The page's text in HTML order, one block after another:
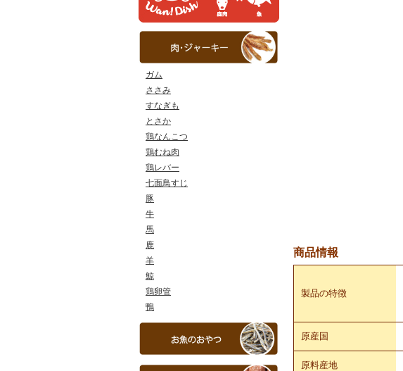
ガム
ささみ
すなぎも
とさか
鶏なんこつ
鶏むね肉
鶏レバー
七面鳥すじ
豚
牛
馬
鹿
羊
鯨
鶏卵管
鴨
商品情報
製品の特徴
原産国
原料産地